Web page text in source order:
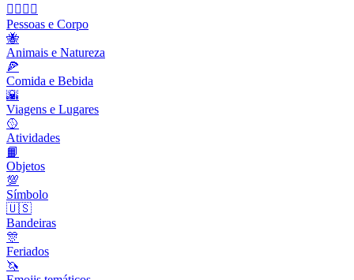
👩‍❤️‍💋‍👨
Pessoas e Corpo
🐝
Animais e Natureza
🍕
Comida e Bebida
🌇
Viagens e Lugares
🥎
Atividades
📙
Objetos
💯
Símbolo
🇺🇸
Bandeiras
🎊
Feriados
🦄